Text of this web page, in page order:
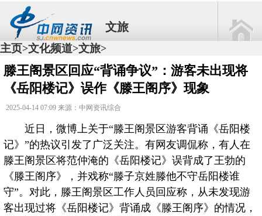
文旅
主页>文化频道>文旅>
滕王阁景区回应“背诵争议”：游客未出现将
《岳阳楼记》误作《滕王阁序》现象
2025-04-14 07:09 来源：中网资讯综合
近日，微博上关于“滕王阁景区游客背诵《岳阳楼
记》”的热议引发了广泛关注。有网友调侃称，有人在
滕王阁景区将范仲淹的《岳阳楼记》误背成了王勃的
《滕王阁序》，并戏称“滕子京姓滕他不守岳阳楼谁
守”。对此，滕王阁景区工作人员回应称，从未发现游
客出现过将《岳阳楼记》背诵成《滕王阁序》的情况，